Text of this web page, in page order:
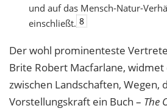
und auf das Mensch-Natur-
einschließt. 8
Der wohl prominenteste
Brite Robert Macfarlane,
zwischen Landschaften, Wegen,
Vorstellungskraft ein Buch – The